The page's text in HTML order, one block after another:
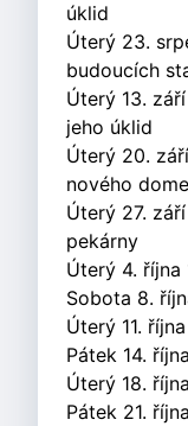
úklid
Úterý 23.
budoucích
Úterý 13.
jeho úklid
Úterý 20.
nového
Úterý 27.
pekárny
Úterý 4. října
Sobota 8.
Úterý 11.
Pátek 14.
Úterý 18.
Pátek 21.